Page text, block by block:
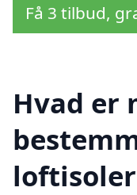
Få 3 tilbud,
Hvad er